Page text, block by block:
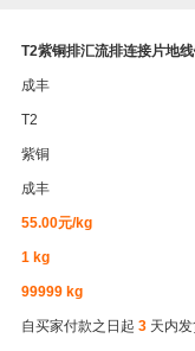
T2紫铜排汇流排连接片地
成丰
T2
紫铜
成丰
55.00元/kg
1 kg
99999 kg
自买家付款之日起 3 天内